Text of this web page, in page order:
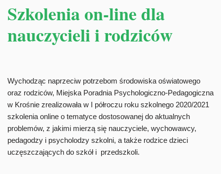
Szkolenia on-line dla
nauczycieli i rodziców
Wychodząc naprzeciw potrzebom środowiska oświatowego
oraz rodziców, Miejska Poradnia Psychologiczno-Pedagogiczna
w Krośnie zrealizowała w I półroczu roku szkolnego 2020/2021
szkolenia online o tematyce dostosowanej do aktualnych
problemów, z jakimi mierzą się nauczyciele, wychowawcy,
pedagodzy i psycholodzy szkolni, a także rodzice dzieci
uczęszczających do szkół i przedszkoli.